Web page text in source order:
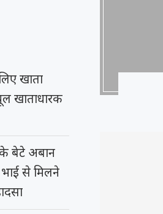
खाता
खाताधारक
बेटे अबान
से मिलने